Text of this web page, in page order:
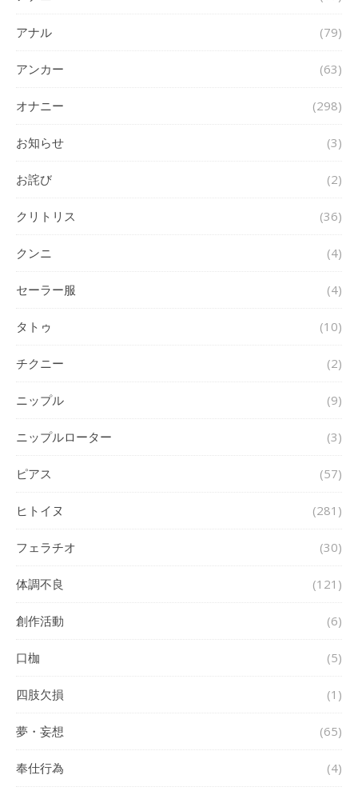
アナル (79)
アンカー (63)
オナニー (298)
お知らせ (3)
お詫び (2)
クリトリス (36)
クンニ (4)
セーラー服 (4)
タトゥ (10)
チクニー (2)
ニップル (9)
ニップルローター (3)
ピアス (57)
ヒトイヌ (281)
フェラチオ (30)
体調不良 (121)
創作活動 (6)
口枷 (5)
四肢欠損 (1)
夢・妄想 (65)
奉仕行為 (4)